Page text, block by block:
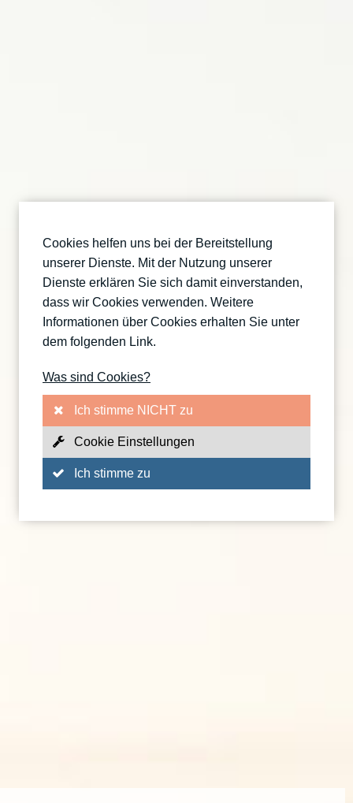
Cookies helfen uns bei der Bereitstellung
unserer Dienste. Mit der Nutzung unserer
Dienste erklären Sie sich damit einverstanden,
dass wir Cookies verwenden. Weitere
Informationen über Cookies erhalten Sie unter
dem folgenden Link.
Was sind Cookies?
Ich stimme NICHT zu
Cookie Einstellungen
Ich stimme zu